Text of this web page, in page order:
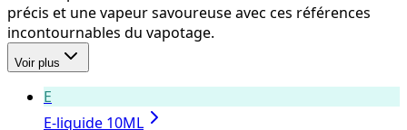
précis et une vapeur savoureuse avec ces références
incontournables du vapotage.
Voir plus
E
E-liquide 10ML